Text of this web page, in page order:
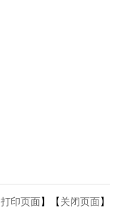
打印页面 】【 关闭页面 】